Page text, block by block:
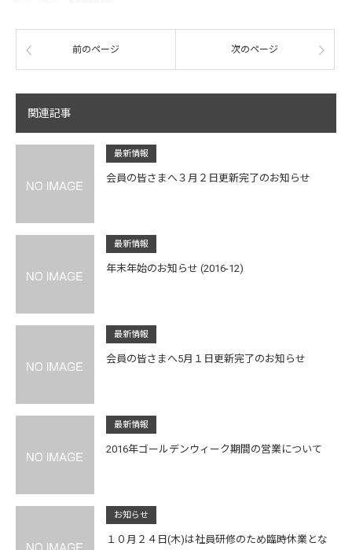
前のページ 次のページ
関連記事
最新情報
会員の皆さまへ３月２日更新完了のお知らせ
最新情報
年末年始のお知らせ (2016-12)
最新情報
会員の皆さまへ5月１日更新完了のお知らせ
最新情報
2016年ゴールデンウィーク期間の営業について
お知らせ
１０月２４日(木)は社員研修のため臨時休業とな